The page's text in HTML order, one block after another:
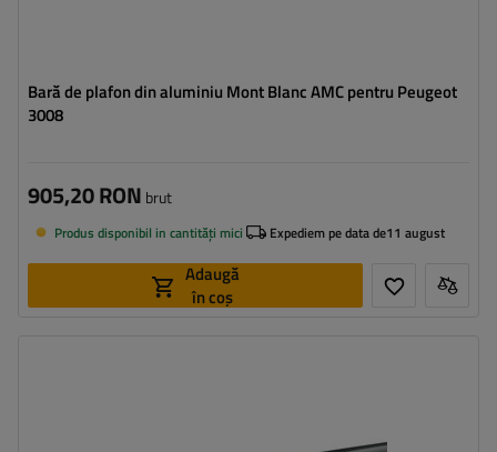
Bară de plafon din aluminiu Mont Blanc AMC pentru Peugeot
3008
905,20 RON brut
Produs disponibil in cantități mici Expediem pe data de11 august
Adaugă
în coș